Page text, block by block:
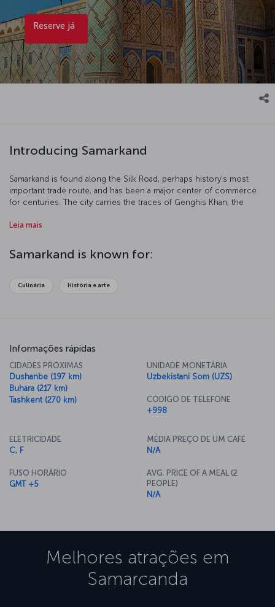
Reserve já
Introducing Samarkand
Samarkand is found along the Silk Road, perhaps history's most
important trade route, and has been a major center of commerce
for centuries. The city carries the traces of Genghis Khan, the
world's finest examples of Islamic architecture. The city itself is
you'd expect, it's full of historical wonders.
Leia mais
Samarkand is known for:
Culinária História e arte
Informações rápidas
CIDADES PRÓXIMAS
Dushanbe (197 km)
Buhara (217 km)
Tashkent (270 km)
UNIDADE MONETÁRIA
Uzbekistani Som (UZS)
CÓDIGO DE TELEFONE
+998
ELETRICIDADE
C, F
FUSO HORÁRIO
GMT +5
MÉDIA PREÇO DE UM CAFÉ
N/A
AVG. PRICE OF A MEAL (2
PEOPLE)
N/A
Melhores atrações em
Samarcanda